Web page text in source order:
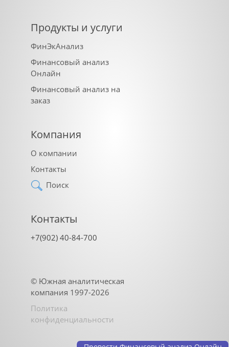
Продукты и услуги
ФинЭкАнализ
Финансовый анализ
Онлайн
Финансовый анализ на
заказ
Компания
О компании
Контакты
Поиск
Контакты
+7(902) 40-84-700
© Южная аналитическая
компания 1997-2026
Политика
конфиденциальности